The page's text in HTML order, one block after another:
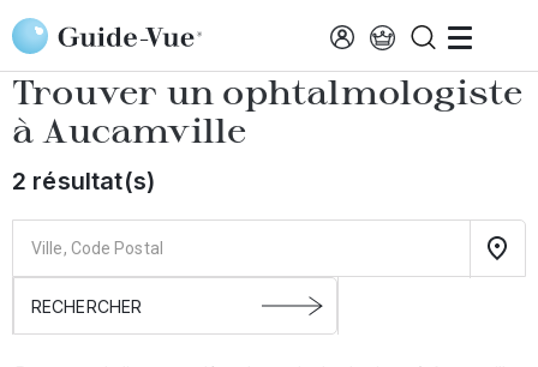
Aller au contenu principal
Accueil Annuaire des ophtalmologistes Aucamville
Trouver un ophtalmologiste
à Aucamville
2 résultat(s)